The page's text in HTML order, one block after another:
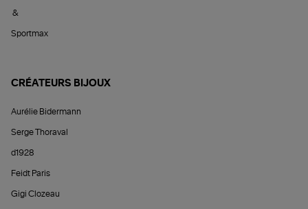
&
Sportmax
CRÉATEURS BIJOUX
Aurélie Bidermann
Serge Thoraval
d1928
Feidt Paris
Gigi Clozeau